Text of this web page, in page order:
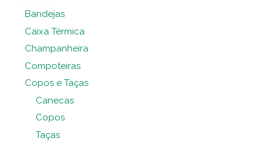
Bandejas
Caixa Térmica
Champanheira
Compoteiras
Copos e Taças
Canecas
Copos
Taças